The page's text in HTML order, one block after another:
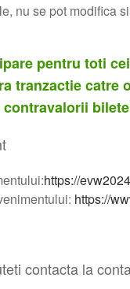
nu se pot modifica
pentru toti
tranzactie catre
https://
https://
contacta la